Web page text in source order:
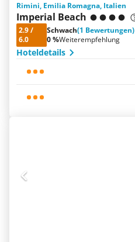
Rimini, Emilia Romagna, Italien
Imperial Beach
2.9/
6.0
Schwach(1 Bewertungen)
0 %Weiterempfehlung
Hoteldetails